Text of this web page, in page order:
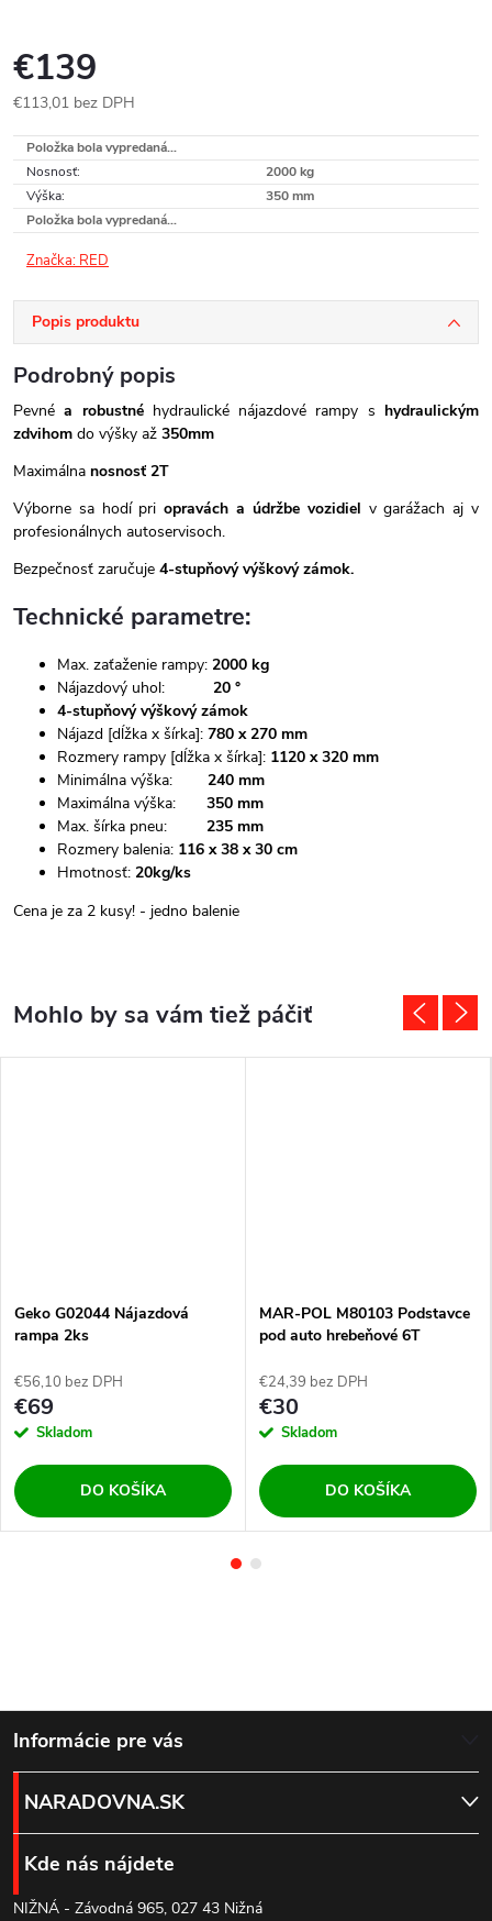
€139
€113,01 bez DPH
cena:
Položka bola vypredaná…
Nosnosť:
2000 kg
Výška:
350 mm
Položka bola vypredaná…
Značka: RED
Popis produktu
Podrobný popis
Pevnéa robustnéhydraulické nájazdové rampy shydraulickým
zdvihom do výšky až 350mm
Maximálna nosnosť 2T
Výborne sa hodí priopravách a údržbe vozidiel v garážach aj v
profesionálnych autoservisoch.
Bezpečnosť zaručuje 4-stupňový výškový zámok.
Technické parametre:
Max. zaťaženie rampy: 2000 kg
Nájazdový uhol: 20 °
4-stupňový výškový zámok
Nájazd [dĺžka x šírka]: 780 x 270 mm
Rozmery rampy [dĺžka x šírka]: 1120 x 320 mm
Minimálna výška: 240 mm
Maximálna výška: 350 mm
Max. šírka pneu:
235 mm
Rozmery balenia: 116 x 38 x 30 cm
Hmotnosť: 20kg/ks
Cena je za 2 kusy! - jedno balenie
Geko G02044 Nájazdová
rampa 2ks
€56,10 bez DPH
€69
Skladom
DO KOŠÍKA
MAR-POL M80103 Podstavce
pod auto hrebeňové 6T
€24,39 bez DPH
€30
Skladom
DO KOŠÍKA
Z
á
p
ä
Informácie pre vás
NARADOVNA.SK
Kde nás nájdete
NIŽNÁ - Závodná 965, 027 43 Nižná